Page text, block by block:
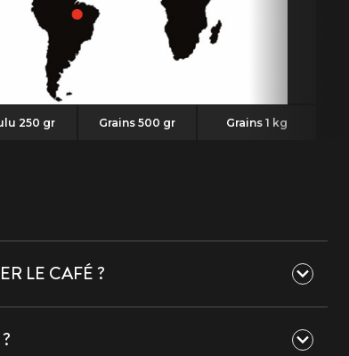
250 gr Grains 500 gr Grains 1 kg
LE CAFÉ ?
de manière homogène et d'en extraire